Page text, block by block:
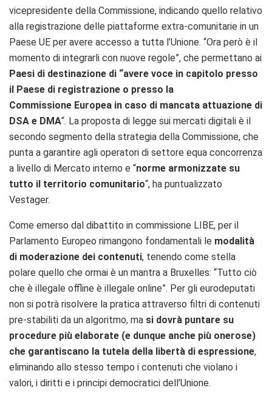
vicepresidente della Commissione, indicando quello relativo
alla registrazione delle piattaforme extra-comunitarie in un
Paese UE per avere accesso a tutta l’Unione. “Ora però è il
momento di integrarli con nuove regole”, che permettano ai
Paesi di destinazione di “avere voce in capitolo presso
il Paese di registrazione o presso la
Commissione Europea in caso di mancata attuazione di
DSA e DMA“. La proposta di legge sui mercati digitali è il
secondo segmento della strategia della Commissione, che
punta a garantire agli operatori di settore equa concorrenza
a livello di Mercato interno e “norme armonizzate su
tutto il territorio comunitario“, ha puntualizzato
Vestager.
Come emerso dal dibattito in commissione LIBE, per il
Parlamento Europeo rimangono fondamentali le modalità
di moderazione dei contenuti, tenendo come stella
polare quello che ormai è un mantra a Bruxelles: “Tutto ciò
che è illegale offline è illegale online”. Per gli eurodeputati
non si potrà risolvere la pratica attraverso filtri di contenuti
pre-stabiliti da un algoritmo, ma si dovrà puntare su
procedure più elaborate (e dunque anche più onerose)
che garantiscano la tutela della libertà di espressione,
eliminando allo stesso tempo i contenuti che violano i
valori, i diritti e i principi democratici dell’Unione.